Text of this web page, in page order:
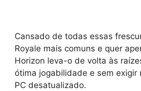
Cansado de todas essas
Royale mais comuns e quer
Horizon leva-o de volta às
ótima jogabilidade e sem exigir
PC desatualizado.